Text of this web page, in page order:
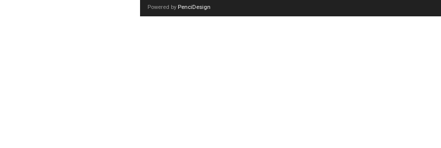
Powered by PenciDesign